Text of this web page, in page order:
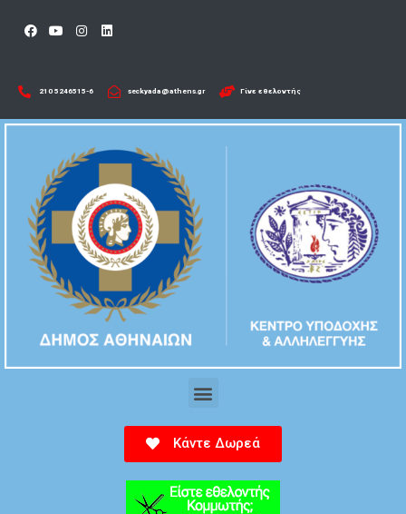
210 5246515-6​ seckyada@athens.gr Γίνε εθελοντής
Κάντε Δωρεά